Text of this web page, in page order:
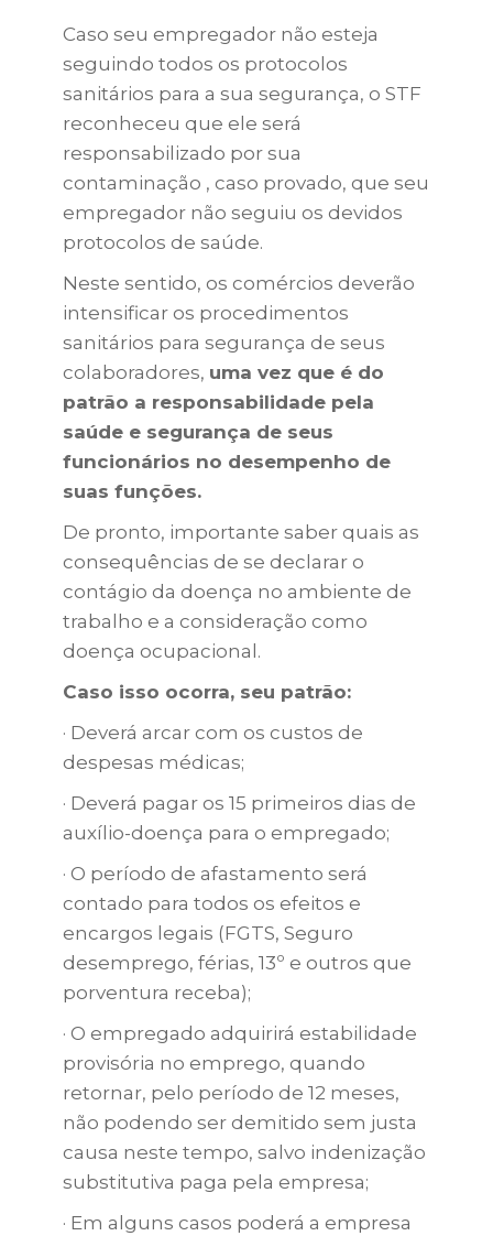
Caso seu empregador não esteja
seguindo todos os protocolos
sanitários para a sua segurança, o STF
reconheceu que ele será
responsabilizado por sua
contaminação , caso provado, que seu
empregador não seguiu os devidos
protocolos de saúde.
Neste sentido, os comércios deverão
intensificar os procedimentos
sanitários para segurança de seus
colaboradores, uma vez que é do
patrão a responsabilidade pela
saúde e segurança de seus
funcionários no desempenho de
suas funções.
De pronto, importante saber quais as
consequências de se declarar o
contágio da doença no ambiente de
trabalho e a consideração como
doença ocupacional.
Caso isso ocorra, seu patrão:
· Deverá arcar com os custos de
despesas médicas;
· Deverá pagar os 15 primeiros dias de
auxílio-doença para o empregado;
· O período de afastamento será
contado para todos os efeitos e
encargos legais (FGTS, Seguro
desemprego, férias, 13º e outros que
porventura receba);
· O empregado adquirirá estabilidade
provisória no emprego, quando
retornar, pelo período de 12 meses,
não podendo ser demitido sem justa
causa neste tempo, salvo indenização
substitutiva paga pela empresa;
· Em alguns casos poderá a empresa